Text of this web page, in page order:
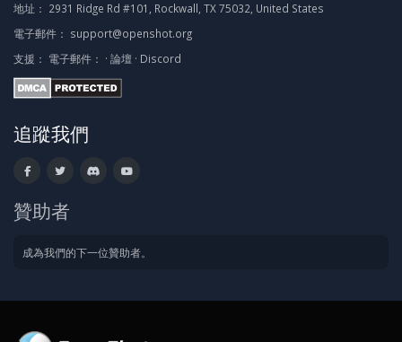
地址： 2931 Ridge Rd #101, Rockwall, TX 75032, United States
電子郵件： support@openshot.org
支援： 電子郵件： · 論壇 · Discord
追蹤我們
贊助者
成為我們的下一位贊助者。